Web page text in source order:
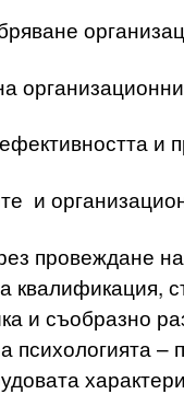
и
и
провеждане
квалификация,
и съобразно
психологията